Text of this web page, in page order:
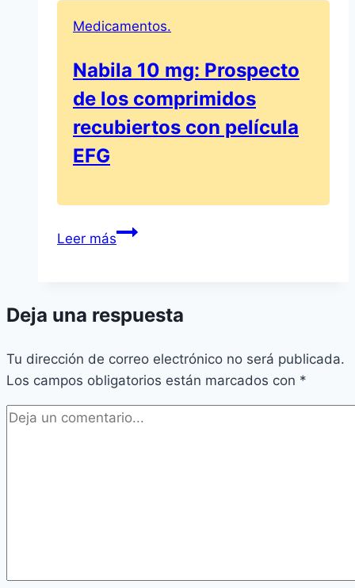
dosis
1000
mg
de
para
perfusión
por
Medicamentos.
Nabila 10 mg: Prospecto
de los comprimidos
recubiertos con película
EFG
Leer másNabila
de
comprimidos
recubiertos
con
película
Deja una respuesta
Tu dirección de correo electrónico no será publicada.
Los campos obligatorios están marcados con *